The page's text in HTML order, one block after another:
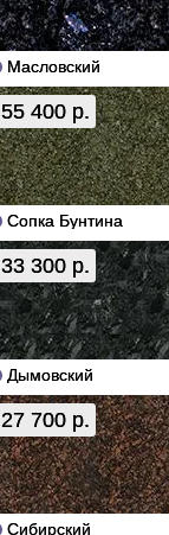
Масловский
55 400 р.
Сопка Бунтина
33 300 р.
Дымовский
27 700 р.
Сибирский